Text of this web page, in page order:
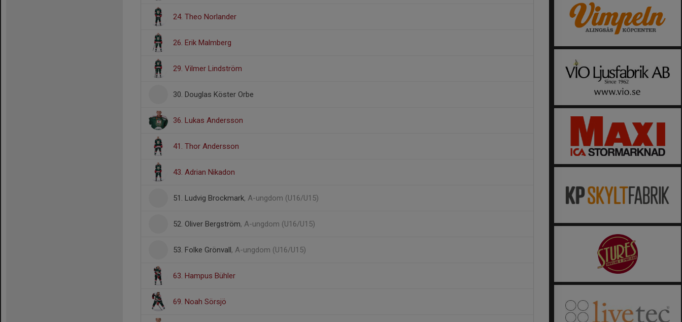
24. Theo Norlander
26. Erik Malmberg
29. Vilmer Lindström
30. Douglas Köster Orbe
36. Lukas Andersson
41. Thor Andersson
43. Adrian Nikadon
51. Ludvig Brockmark, A-ungdom (U16/U15)
52. Oliver Bergström, A-ungdom (U16/U15)
53. Folke Grönvall, A-ungdom (U16/U15)
63. Hampus Bühler
69. Noah Sörsjö